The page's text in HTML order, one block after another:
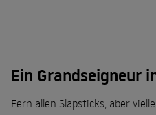
Ein Grandseigneur
Fern allen Slapsticks, aber